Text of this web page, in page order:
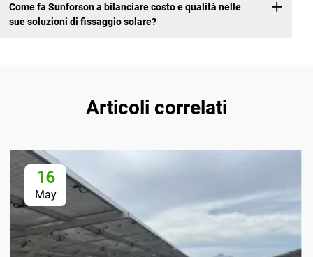
Come fa Sunforson a bilanciare costo e qualità nelle
sue soluzioni di fissaggio solare?
Articoli correlati
16
May